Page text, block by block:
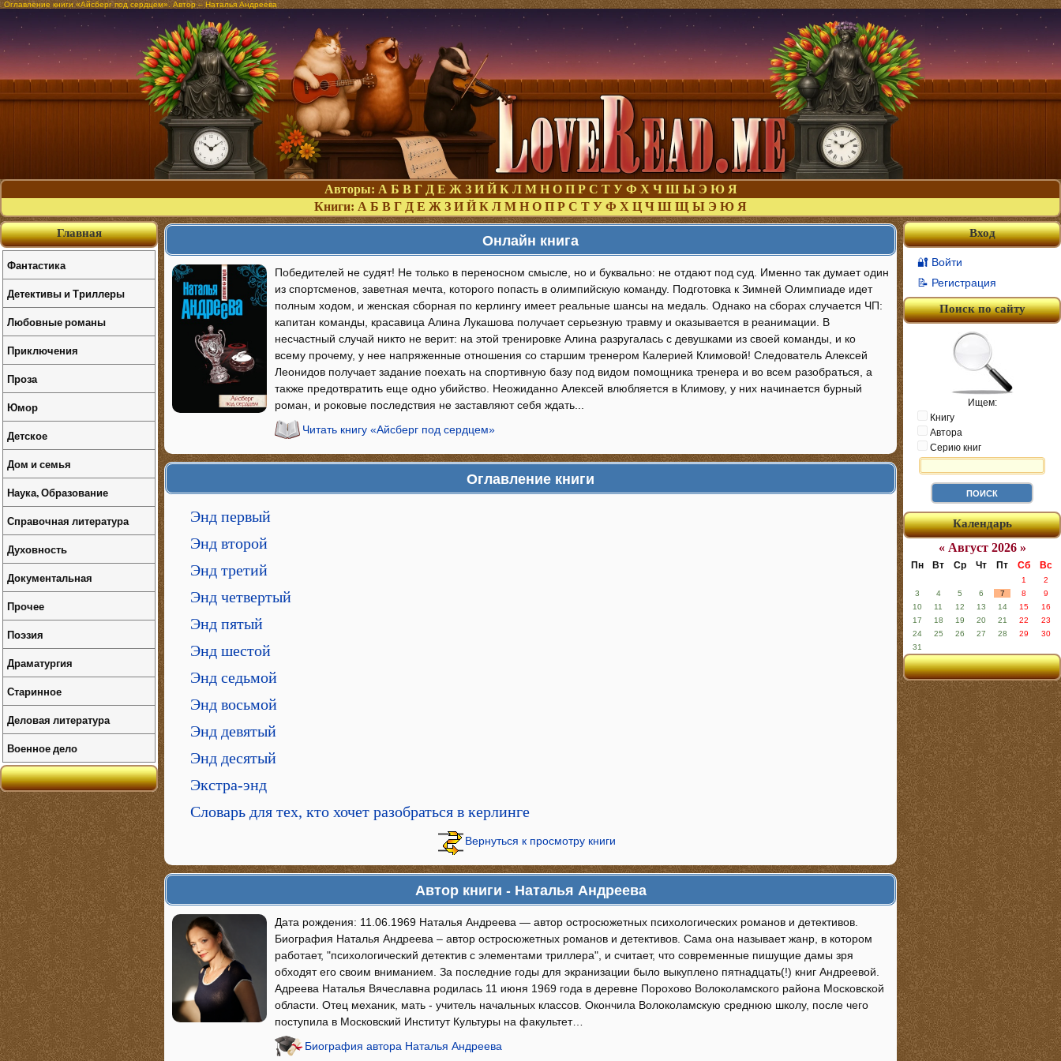
Оглавление книги «Айсберг под сердцем». Автор – Наталья Андреева
Авторы: А Б В Г Д Е Ж З И Й К Л М Н О П Р С Т У Ф Х Ч Ш Ы Э Ю Я
Книги: А Б В Г Д Е Ж З И Й К Л М Н О П Р С Т У Ф Х Ц Ч Ш Щ Ы Э Ю Я
Онлайн книга
Победителей не судят! Не только в переносном смысле, но и буквально: не отдают под суд. Именно так думает один
из спортсменов, заветная мечта, которого попасть в олимпийскую команду. Подготовка к Зимней Олимпиаде идет
полным ходом, и женская сборная по керлингу имеет реальные шансы на медаль. Однако на сборах случается ЧП:
капитан команды, красавица Алина Лукашова получает серьезную травму и оказывается в реанимации. В
несчастный случай никто не верит: на этой тренировке Алина разругалась с девушками из своей команды, и ко
всему прочему, у нее напряженные отношения со старшим тренером Калерией Климовой! Следователь Алексей
Леонидов получает задание поехать на спортивную базу под видом помощника тренера и во всем разобраться, а
также предотвратить еще одно убийство. Неожиданно Алексей влюбляется в Климову, у них начинается бурный
роман, и роковые последствия не заставляют себя ждать...
Читать книгу «Айсберг под сердцем»
Оглавление книги
Энд первый
Энд второй
Энд третий
Энд четвертый
Энд пятый
Энд шестой
Энд седьмой
Энд восьмой
Энд девятый
Энд десятый
Экстра-энд
Словарь для тех, кто хочет разобраться в керлинге
Вернуться к просмотру книги
Автор книги - Наталья Андреева
Дата рождения: 11.06.1969 Наталья Андреева — автор остросюжетных психологических романов и детективов.
Биография Наталья Андреева – автор остросюжетных романов и детективов. Сама она называет жанр, в котором
работает, "психологический детектив с элементами триллера", и считает, что современные пишущие дамы зря
обходят его своим вниманием. За последние годы для экранизации было выкуплено пятнадцать(!) книг Андреевой.
Адреева Наталья Вячеславна родилась 11 июня 1969 года в деревне Порохово Волоколамского района Московской
области. Отец механик, мать - учитель начальных классов. Окончила Волоколамскую среднюю школу, после чего
поступила в Московский Институт Культуры на факультет…
Биография автора Наталья Андреева
Вход
🔐 Войти
📝 Регистрация
Поиск по сайту
Ищем:
Книгу
Автора
Серию книг
Календарь
« Август 2026 »
Пн Вт Ср Чт Пт Сб Вс
1
2
3
4 5 6 7 8
9
10
11 12 13 14 15
16
17
18 19 20 21 22
23
24
25 26 27 28 29
30
31
Главная
Фантастика
Детективы и Триллеры
Любовные романы
Приключения
Проза
Юмор
Детское
Дом и семья
Наука, Образование
Справочная литература
Духовность
Документальная
Прочее
Поэзия
Драматургия
Старинное
Деловая литература
Военное дело